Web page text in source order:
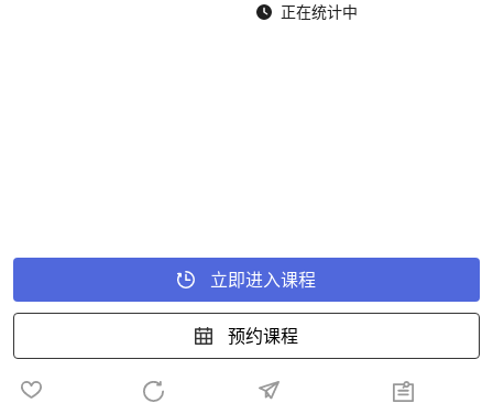
正在统计中
立即进入课程
预约课程